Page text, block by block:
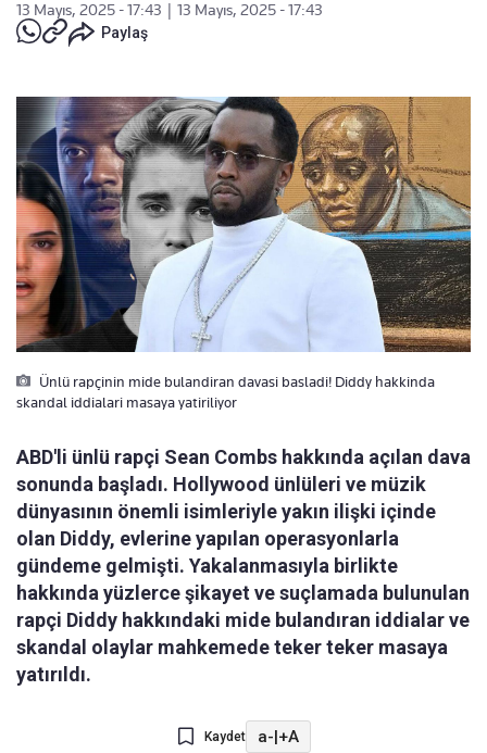
13 Mayıs, 2025 - 17:43
13 Mayıs, 2025 - 17:43
Paylaş
Ünlü rapçinin mide bulandiran davasi basladi! Diddy hakkinda
skandal iddialari masaya yatiriliyor
ABD'li ünlü rapçi Sean Combs hakkında açılan dava
sonunda başladı. Hollywood ünlüleri ve müzik
dünyasının önemli isimleriyle yakın ilişki içinde
olan Diddy, evlerine yapılan operasyonlarla
gündeme gelmişti. Yakalanmasıyla birlikte
hakkında yüzlerce şikayet ve suçlamada bulunulan
rapçi Diddy hakkındaki mide bulandıran iddialar ve
skandal olaylar mahkemede teker teker masaya
yatırıldı.
Kaydet a-|+A